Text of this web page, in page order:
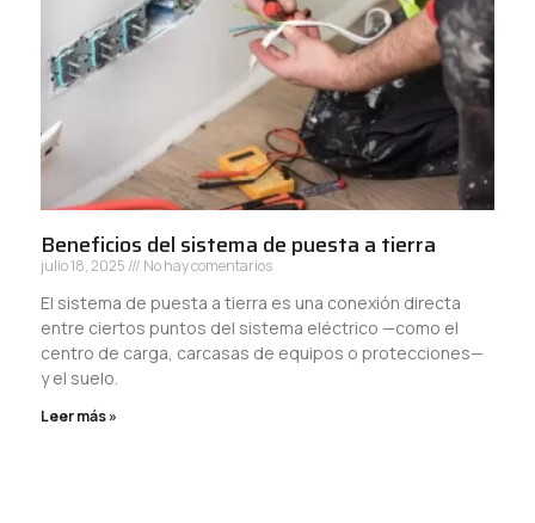
Beneficios del sistema de puesta a tierra
julio 18, 2025 No hay comentarios
El sistema de puesta a tierra es una conexión directa
entre ciertos puntos del sistema eléctrico —como el
centro de carga, carcasas de equipos o protecciones—
y el suelo.
Leer más »